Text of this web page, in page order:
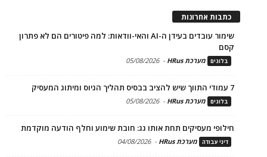
כתבות אחרונות
שימור עובדים בעידן ה-AI והאי-וודאות: למה פיטורים הם לא פתרון
קסם
בלוגים מערכת HRus -
05/08/2026
7 עמודי התווך שיש להציב בבסיס תהליך הגיוס ומיתוג המעסיק
בלוגים מערכת HRus -
05/08/2026
חילופי מעסיקים תחת אותו גג: חובת שימוע וחלף הודעה מוקדמת
דיני עבודה מערכת HRus -
04/08/2026